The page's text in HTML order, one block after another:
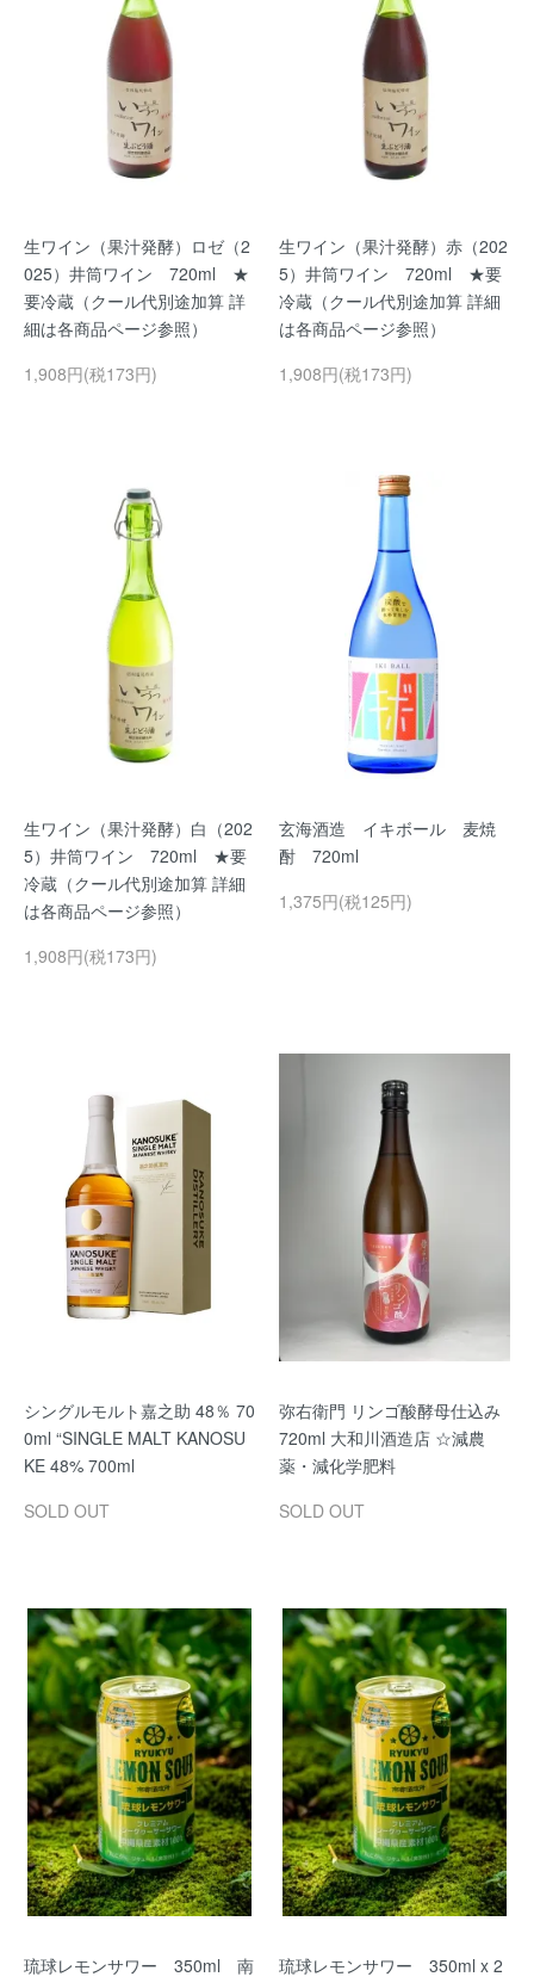
生ワイン（果汁発酵）ロゼ（2
025）井筒ワイン 720ml ★
要冷蔵（クール代別途加算 詳
細は各商品ページ参照）
1,908円(税173円)
生ワイン（果汁発酵）赤（202
5）井筒ワイン 720ml ★要
冷蔵（クール代別途加算 詳細
は各商品ページ参照）
1,908円(税173円)
生ワイン（果汁発酵）白（202
5）井筒ワイン 720ml ★要
冷蔵（クール代別途加算 詳細
は各商品ページ参照）
1,908円(税173円)
玄海酒造 イキボール 麦焼
酎 720ml
1,375円(税125円)
シングルモルト嘉之助 48％ 70
0ml “SINGLE MALT KANOSU
KE 48% 700ml
SOLD OUT
弥右衛門 リンゴ酸酵母仕込み
720ml 大和川酒造店 ☆減農
薬・減化学肥料
SOLD OUT
琉球レモンサワー 350ml 南
琉球レモンサワー 350ml x 2